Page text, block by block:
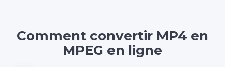
Comment convertir MP4 en
MPEG en ligne